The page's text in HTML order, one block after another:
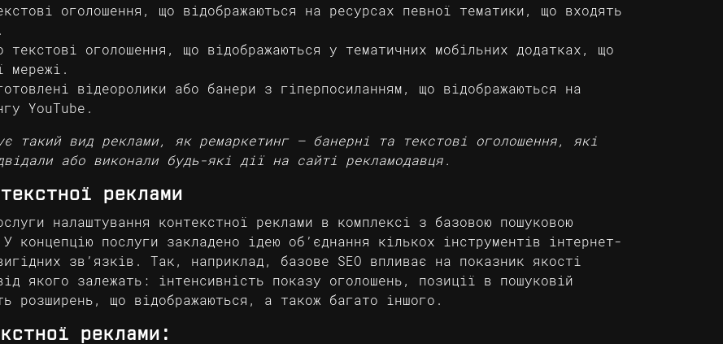
оголошення, що відображаються на ресурсах певної тематики, що входять
текстові оголошення, що відображаються у тематичних мобільних додатках, що
мережі.
відеоролики або банери з гіперпосиланням, що відображаються на
YouTube.
такий вид реклами, як ремаркетинг — банерні та текстові оголошення, які
або виконали будь-які дії на сайті рекламодавця.
реклами
налаштування контекстної реклами в комплексі з базовою пошуковою
концепцію послуги закладено ідею об’єднання кількох інструментів інтернет-
зв’язків. Так, наприклад, базове SEO впливає на показник якості
якого залежать: інтенсивність показу оголошень, позиції в пошуковій
розширень, що відображаються, а також багато іншого.
реклами: